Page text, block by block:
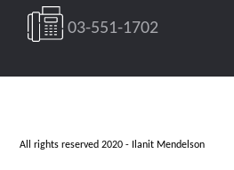
03-551-1702
All rights reserved 2020 - Ilanit Mendelson